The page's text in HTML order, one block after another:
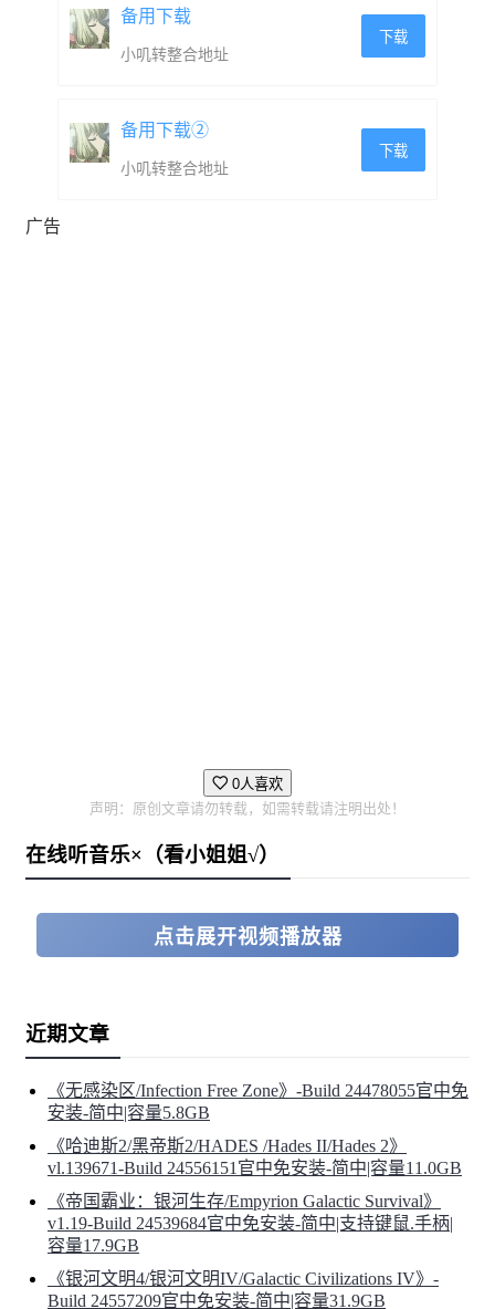
死亡是重新开始
如果你在战斗中死亡，你的武器也将遗落，镶嵌其上的所
有符文也将失效。但你可以重新开始挑战，如果你运气足
够好，或许你可以找回你上一次遗失的武器。
永久升级
无论成败，在你重生回到天堂界时，你一路上收集的宝石
都将能转化成粉末，利用这些粉末获得永久升级的增益。
备用下载
小叽转整合地址
下载
备用下载②
小叽转整合地址
下载
广告
0人喜欢
声明：原创文章请勿转载，如需转载请注明出处！
在线听音乐×（看小姐姐√）
点击展开视频播放器
近期文章
《无感染区/Infection Free Zone》-Build 24478055官中免
安装-简中|容量5.8GB
《哈迪斯2/黑帝斯2/HADES /Hades II/Hades 2》
vl.139671-Build 24556151官中免安装-简中|容量11.0GB
《帝国霸业：银河生存/Empyrion Galactic Survival》
v1.19-Build 24539684官中免安装-简中|支持键鼠.手柄|
容量17.9GB
《银河文明4/银河文明IV/Galactic Civilizations IV》-
Build 24557209官中免安装-简中|容量31.9GB